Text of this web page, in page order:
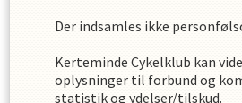
Der indsamles ikke
Kerteminde Cykelklub kan
oplysninger til forbund og
statistik og ydelser/tilskud.